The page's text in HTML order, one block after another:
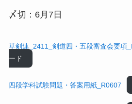
〆切：6月7日
草剣連_2411_剣道四・五段審査会要項
ード
四段学科試験問題・答案用紙_R0607